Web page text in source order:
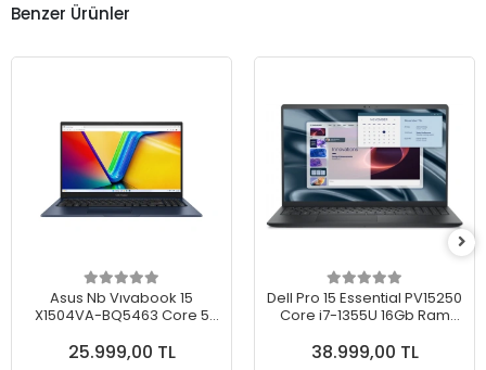
Benzer Ürünler
Asus Nb Vıvabook 15
X1504VA-BQ5463 Core 5
25.999,00 TL
Dell Pro 15 Essential PV15250
Core i7-1355U 16Gb Ram
Ubuntu Dizüstü Bilgisayar
38.999,00 TL